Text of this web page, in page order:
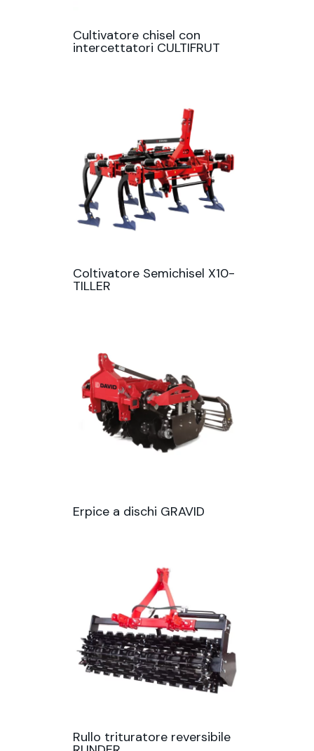
Cultivatore chisel con
intercettatori CULTIFRUT
Coltivatore Semichisel X10-
TILLER
Erpice a dischi GRAVID
Rullo trituratore reversibile